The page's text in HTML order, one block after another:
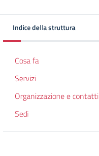
Indice della struttura
Cosa fa
Servizi
Organizzazione e contatti
Sedi